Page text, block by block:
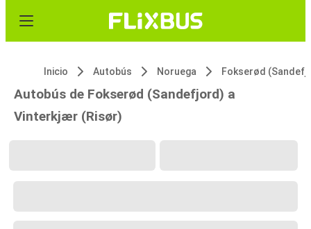
Inicio Autobús Noruega Fokserød
Autobús de Fokserød (Sandefjord) a
Vinterkjær (Risør)